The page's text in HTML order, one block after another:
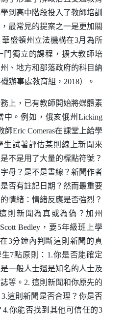
到高中階段投入了教師培訓
最常見的提案之一是更加關
盛頓州立法機構在3月為所
門獨立的課程，擴大教師培
、地方和部落政府的科目納
辦事處教育組，2018）。
，已有教師開始將媒體素
中。例如，俄亥俄州 Licking
師Eric Comeras在課堂上給學
生試著評估某則線上新聞來
不是用了大量的標點符號？
母？是不是畫線？新聞作者
否有註記日期？然而最重要
情緒：情緒反應是否強烈？
則新聞為真或為偽？加州
Scott Bedley ，要5年級班上學
3分鐘內判斷這則新聞的真
7點原則：1.你是否能確定
一般人士還是知名的人士及
等。2. 這則新聞和你原先的
這則新聞是否合理？你是否
你能否找到其他可信任的3